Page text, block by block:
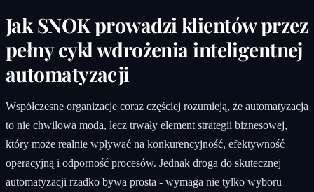
Jak SNOK prowadzi klientów przez
pełny cykl wdrożenia inteligentnej
automatyzacji
Współczesne organizacje coraz częściej rozumieją, że automatyzacja
to nie chwilowa moda, lecz trwały element strategii biznesowej,
który może realnie wpływać na konkurencyjność, efektywność
operacyjną i odporność procesów. Jednak droga do skutecznej
automatyzacji rzadko bywa prosta - wymaga nie tylko wyboru